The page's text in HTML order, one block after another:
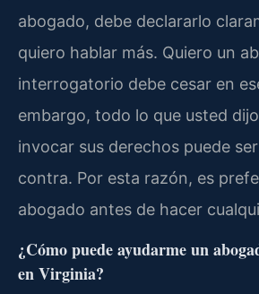
abogado, debe declararlo
quiero hablar más. Quiero un
interrogatorio debe cesar en
embargo, todo lo que usted
invocar sus derechos puede
contra. Por esta razón, es
abogado antes de hacer
¿Cómo puede ayudarme un
en Virginia?